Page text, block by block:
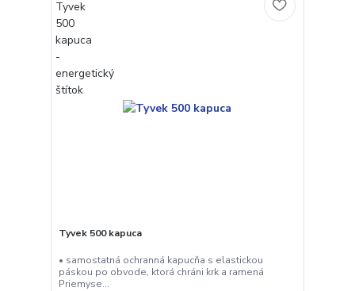
Tyvek 500 kapuca
• samostatná ochranná kapucňa s elastickou
páskou po obvode, ktorá chráni krk a ramená
Priemyse...